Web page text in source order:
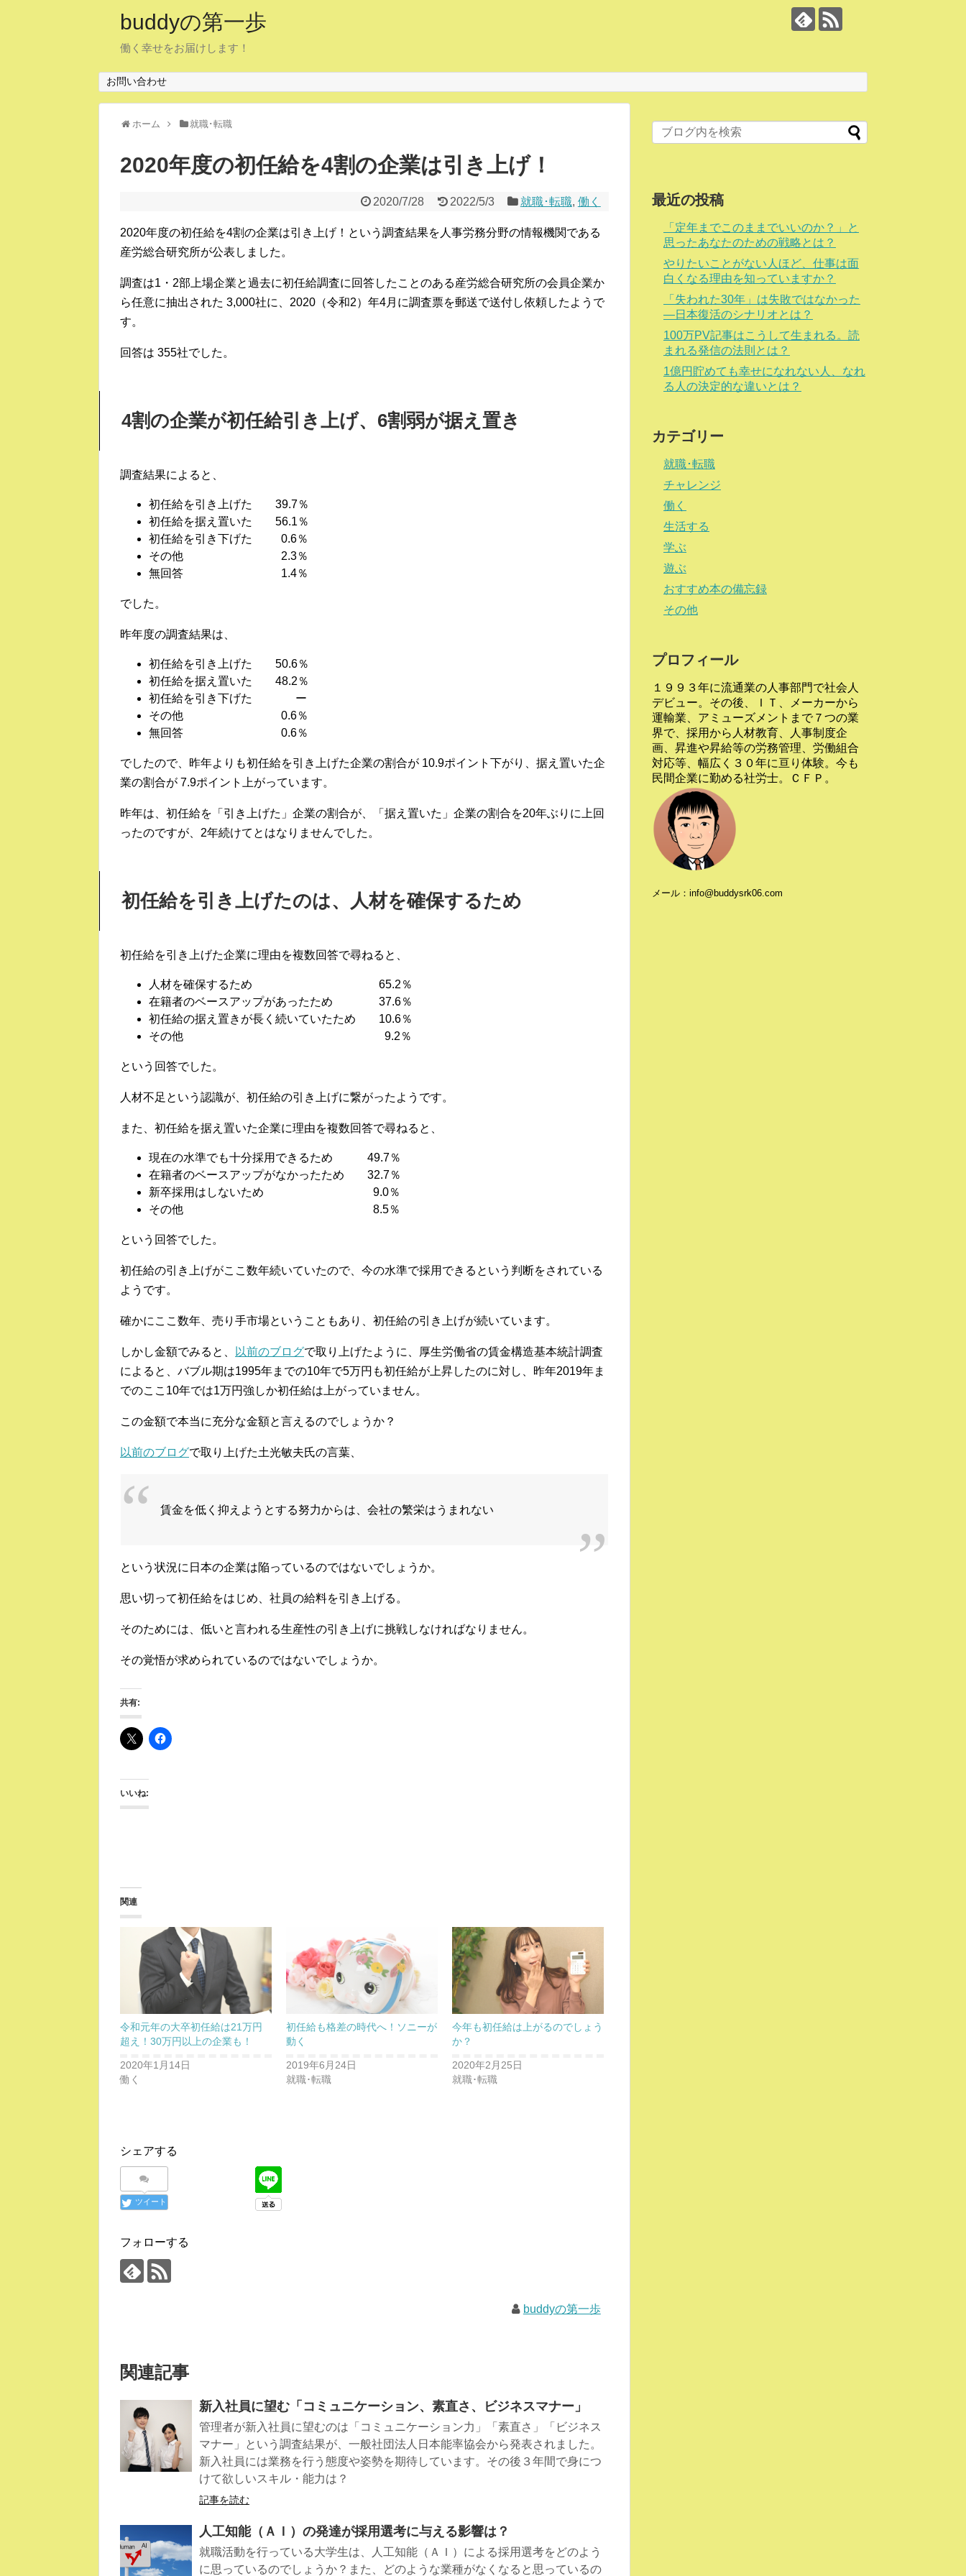
buddyの第一歩
働く幸せをお届けします！
お問い合わせ
ホーム 就職･転職
2020年度の初任給を4割の企業は引き上げ！
2020/7/28 2022/5/3 就職･転職, 働く
2020年度の初任給を4割の企業は引き上げ！という調査結果を人事労務分野の情報機関である
産労総合研究所が公表しました。
調査は1・2部上場企業と過去に初任給調査に回答したことのある産労総合研究所の会員企業か
ら任意に抽出された 3,000社に、2020（令和2）年4月に調査票を郵送で送付し依頼したようで
す。
回答は 355社でした。
4割の企業が初任給引き上げ、6割弱が据え置き
調査結果によると、
初任給を引き上げた 39.7％
初任給を据え置いた 56.1％
初任給を引き下げた 0.6％
その他 2.3％
無回答 1.4％
でした。
昨年度の調査結果は、
初任給を引き上げた 50.6％
初任給を据え置いた 48.2％
初任給を引き下げた ー
その他 0.6％
無回答 0.6％
でしたので、昨年よりも初任給を引き上げた企業の割合が 10.9ポイント下がり、据え置いた企
業の割合が 7.9ポイント上がっています。
昨年は、初任給を「引き上げた」企業の割合が、「据え置いた」企業の割合を20年ぶりに上回
ったのですが、2年続けてとはなりませんでした。
初任給を引き上げたのは、人材を確保するため
初任給を引き上げた企業に理由を複数回答で尋ねると、
人材を確保するため 65.2％
在籍者のベースアップがあったため 37.6％
初任給の据え置きが長く続いていたため 10.6％
その他 9.2％
という回答でした。
人材不足という認識が、初任給の引き上げに繋がったようです。
また、初任給を据え置いた企業に理由を複数回答で尋ねると、
現在の水準でも十分採用できるため 49.7％
在籍者のベースアップがなかったため 32.7％
新卒採用はしないため 9.0％
その他 8.5％
という回答でした。
初任給の引き上げがここ数年続いていたので、今の水準で採用できるという判断をされている
ようです。
確かにここ数年、売り手市場ということもあり、初任給の引き上げが続いています。
しかし金額でみると、 以前のブログで取り上げたように、厚生労働省の賃金構造基本統計調査
によると、バブル期は1995年までの10年で5万円も初任給が上昇したのに対し、昨年2019年ま
でのここ10年では1万円強しか初任給は上がっていません。
この金額で本当に充分な金額と言えるのでしょうか？
以前のブログで取り上げた土光敏夫氏の言葉、
賃金を低く抑えようとする努力からは、会社の繁栄はうまれない
という状況に日本の企業は陥っているのではないでしょうか。
思い切って初任給をはじめ、社員の給料を引き上げる。
そのためには、低いと言われる生産性の引き上げに挑戦しなければなりません。
その覚悟が求められているのではないでしょうか。
共有:
いいね:
関連
令和元年の大卒初任給は21万円
超え！30万円以上の企業も！
2020年1月14日
働く
初任給も格差の時代へ！ソニーが
動く
2019年6月24日
就職･転職
今年も初任給は上がるのでしょう
か？
2020年2月25日
就職･転職
シェアする
ツイート
フォローする
buddyの第一歩
関連記事
新入社員に望む「コミュニケーション、素直さ、ビジネスマナー」
管理者が新入社員に望むのは「コミュニケーション力」「素直さ」「ビジネス
マナー」という調査結果が、一般社団法人日本能率協会から発表されました。
新入社員には業務を行う態度や姿勢を期待しています。その後３年間で身につ
けて欲しいスキル・能力は？
記事を読む
人工知能（ＡＩ）の発達が採用選考に与える影響は？
就職活動を行っている大学生は、人工知能（ＡＩ）による採用選考をどのよう
に思っているのでしょうか？また、どのような業種がなくなると思っているの
最近の投稿
「定年までこのままでいいのか？」と
思ったあなたのための戦略とは？
やりたいことがない人ほど、仕事は面
白くなる理由を知っていますか？
「失われた30年」は失敗ではなかった
―日本復活のシナリオとは？
100万PV記事はこうして生まれる。読
まれる発信の法則とは？
1億円貯めても幸せになれない人、なれ
る人の決定的な違いとは？
カテゴリー
就職･転職
チャレンジ
働く
生活する
学ぶ
遊ぶ
おすすめ本の備忘録
その他
プロフィール
１９９３年に流通業の人事部門で社会人
デビュー。その後、ＩＴ、メーカーから
運輸業、アミューズメントまで７つの業
界で、採用から人材教育、人事制度企
画、昇進や昇給等の労務管理、労働組合
対応等、幅広く３０年に亘り体験。今も
民間企業に勤める社労士。ＣＦＰ。
メール：info@buddysrk06.com